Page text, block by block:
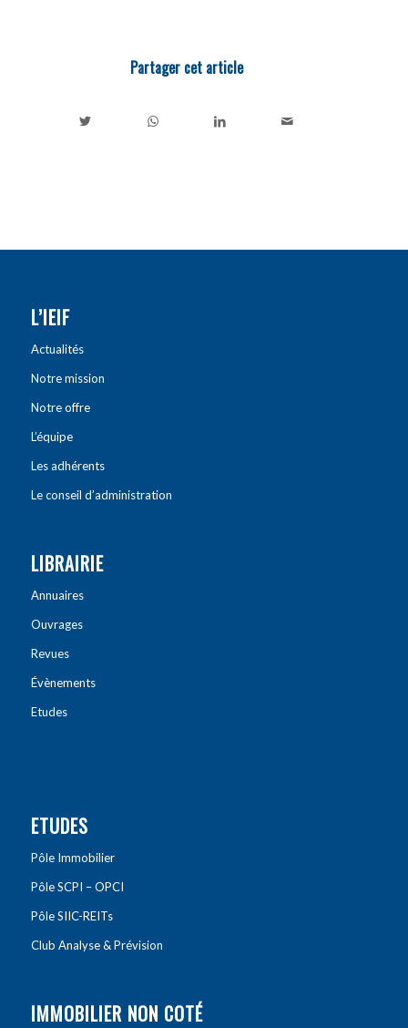
Partager cet article
L’IEIF
Actualités
Notre mission
Notre offre
L’équipe
Les adhérents
Le conseil d’administration
LIBRAIRIE
Annuaires
Ouvrages
Revues
Évènements
Etudes
ETUDES
Pôle Immobilier
Pôle SCPI – OPCI
Pôle SIIC-REITs
Club Analyse & Prévision
IMMOBILIER NON COTÉ